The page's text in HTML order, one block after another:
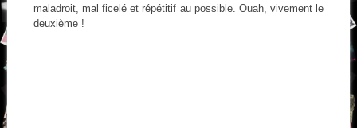
maladroit, mal ficelé et répétitif au possible. Ouah, vivement le
deuxième !